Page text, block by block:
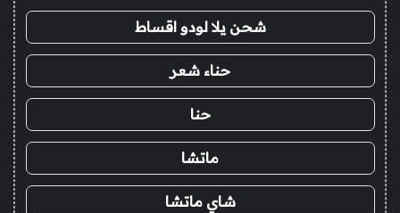
شحن يلا لودو اقساط
حناء شعر
حنا
ماتشا
شاي ماتشا